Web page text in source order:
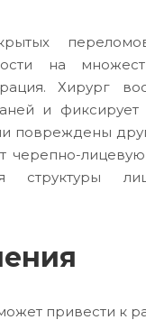
на
Хирург
и
повреждены
черепно-
структуры
привести к